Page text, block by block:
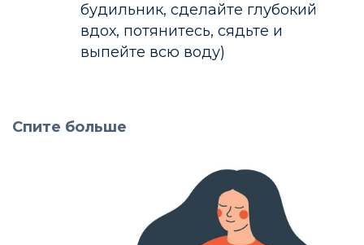
будильник, сделайте глубокий
вдох, потянитесь, сядьте и
выпейте всю воду)
Спите больше